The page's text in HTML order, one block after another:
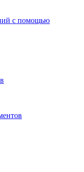
с помощью